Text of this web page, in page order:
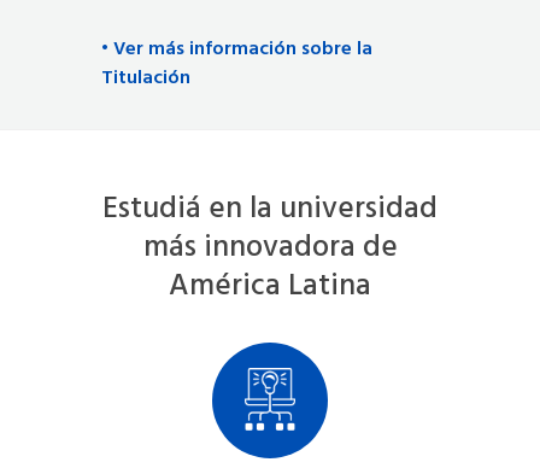
• Ver más información sobre la
Titulación
Estudiá en la universidad
más innovadora de
América Latina